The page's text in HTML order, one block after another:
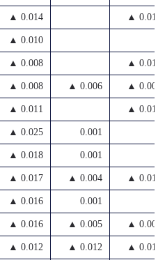
▲ 0.014 ▲ 0.010
▲ 0.010
▲ 0.008 ▲ 0.010
▲ 0.008 ▲ 0.006 ▲ 0.005
▲ 0.011 ▲ 0.013
▲ 0.025 0.001
▲ 0.018 0.001
▲ 0.017 ▲ 0.004 ▲ 0.010
▲ 0.016 0.001
▲ 0.016 ▲ 0.005 ▲ 0.005
▲ 0.012 ▲ 0.012 ▲ 0.011